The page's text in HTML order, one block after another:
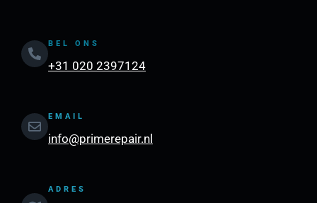
BEL ONS
+31 020 2397124
EMAIL
info@primerepair.nl
ADRES